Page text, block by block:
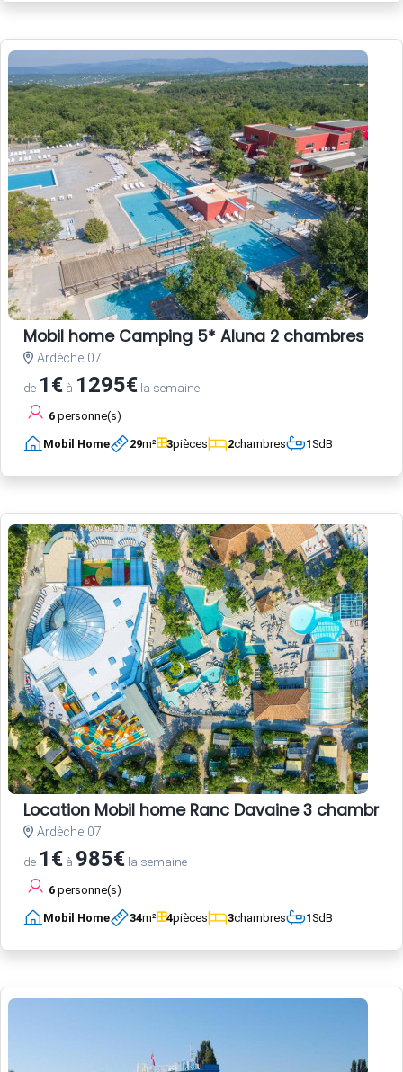
Mobil home Camping 5* Aluna 2 chambres
Ardèche 07
de 1€ à 1295€ la semaine
6 personne(s)
Mobil Home 29m² 3pièces 2chambres 1SdB
Location Mobil home Ranc Davaine 3 chambres
Ardèche 07
de 1€ à 985€ la semaine
6 personne(s)
Mobil Home 34m² 4pièces 3chambres 1SdB